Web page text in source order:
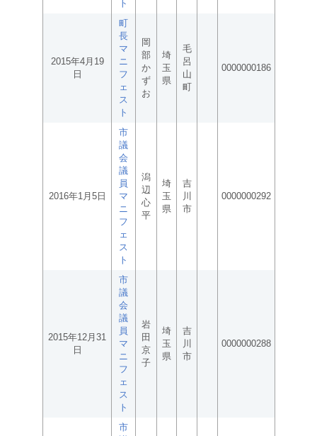
ト
2015年4月19
日
町
長
マ
ニ
フ
ェ
ス
ト
岡
部
か
ず
お
埼
玉
県
毛
呂
山
町
0000000186
2016年1月5日
市
議
会
議
員
マ
ニ
フ
ェ
ス
ト
潟
辺
心
平
埼
玉
県
吉
川
市
0000000292
2015年12月31
日
市
議
会
議
員
マ
ニ
フ
ェ
ス
ト
岩
田
京
子
埼
玉
県
吉
川
市
0000000288
市